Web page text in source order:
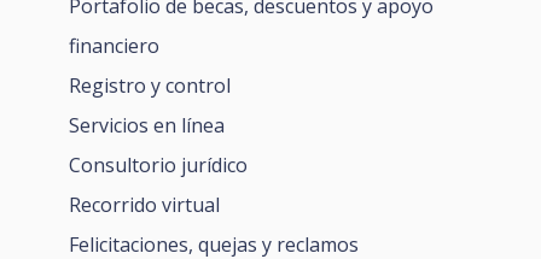
Portafolio de becas, descuentos y apoyo
financiero
Registro y control
Servicios en línea
Consultorio jurídico
Recorrido virtual
Felicitaciones, quejas y reclamos